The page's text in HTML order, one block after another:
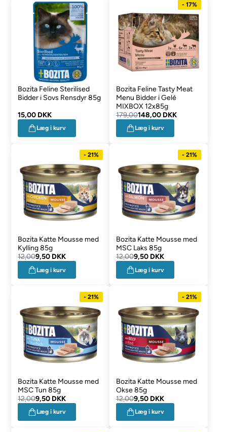
Bozita Feline Sterilised
Bidder i Sovs Rensdyr 85g
15,00 DKK
Læg i kurv
- 17%
Bozita Feline Tasty Meat
Menu Bidder i Gelé
MIXBOX 12x85g
179,00148,00 DKK
Læg i kurv
- 21%
Bozita Katte Mousse med
Kylling 85g
12,009,50 DKK
Læg i kurv
- 21%
Bozita Katte Mousse med
MSC Laks 85g
12,009,50 DKK
Læg i kurv
- 21%
Bozita Katte Mousse med
MSC Tun 85g
12,009,50 DKK
Læg i kurv
- 21%
Bozita Katte Mousse med
Okse 85g
12,009,50 DKK
Læg i kurv